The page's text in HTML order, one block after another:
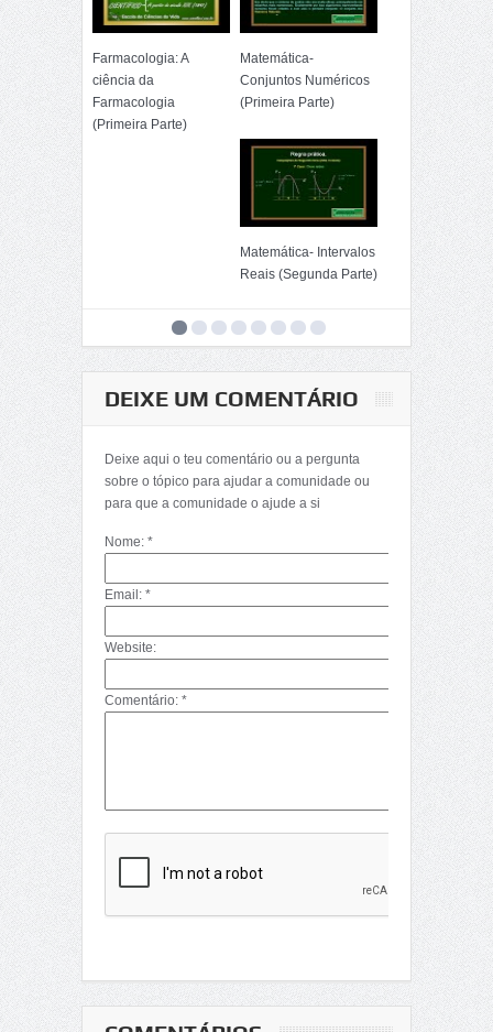
Farmacologia: A
ciência da
Farmacologia
(Primeira Parte)
Matemática-
Conjuntos Numéricos
(Primeira Parte)
Matemática- Intervalos
Reais (Segunda Parte)
(Décima Primeira
Parte)
DEIXE UM COMENTÁRIO
Deixe aqui o teu comentário ou a pergunta
sobre o tópico para ajudar a comunidade ou
para que a comunidade o ajude a si
Nome: *
Email: *
Website:
Comentário: *